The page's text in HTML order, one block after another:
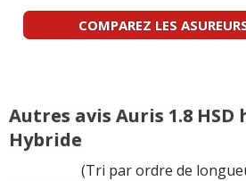
COMPAREZ LES
Autres avis Auris 1.8 HSD
Hybride
(Tri par ordre de